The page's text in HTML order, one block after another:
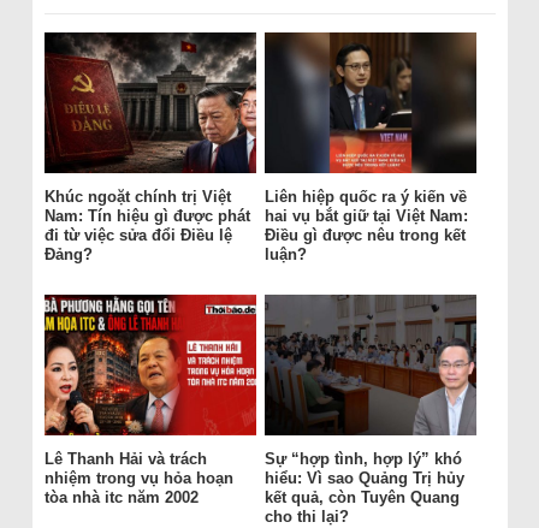
Khúc ngoặt chính trị Việt
Nam: Tín hiệu gì được phát
đi từ việc sửa đổi Điều lệ
Đảng?
Liên hiệp quốc ra ý kiến về
hai vụ bắt giữ tại Việt Nam:
Điều gì được nêu trong kết
luận?
Lê Thanh Hải và trách
nhiệm trong vụ hỏa hoạn
tòa nhà itc năm 2002
Sự “hợp tình, hợp lý” khó
hiểu: Vì sao Quảng Trị hủy
kết quả, còn Tuyên Quang
cho thi lại?